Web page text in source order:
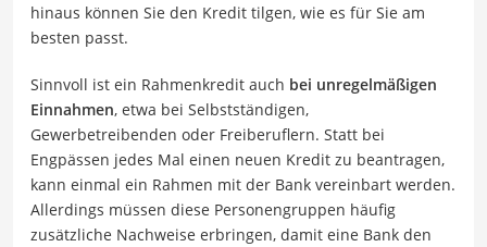
hinaus können Sie den Kredit tilgen, wie es für Sie am
besten passt.
Sinnvoll ist ein Rahmenkredit auch bei unregelmäßigen
Einnahmen, etwa bei Selbstständigen,
Gewerbetreibenden oder Freiberuflern. Statt bei
Engpässen jedes Mal einen neuen Kredit zu beantragen,
kann einmal ein Rahmen mit der Bank vereinbart werden.
Allerdings müssen diese Personengruppen häufig
zusätzliche Nachweise erbringen, damit eine Bank den